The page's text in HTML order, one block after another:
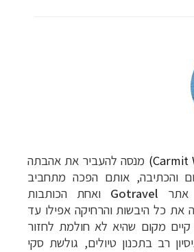
מנסה להעביר את אהבתה
והכתיבה, אותם הפכה מתחביב
אתר Gotravel
ואחת הכותבות
את כל היבשות והרחיקה אפילו עד
מקום שהיא לא חולמת לחזור
רב בתכנון טיולים, גולשת סקי